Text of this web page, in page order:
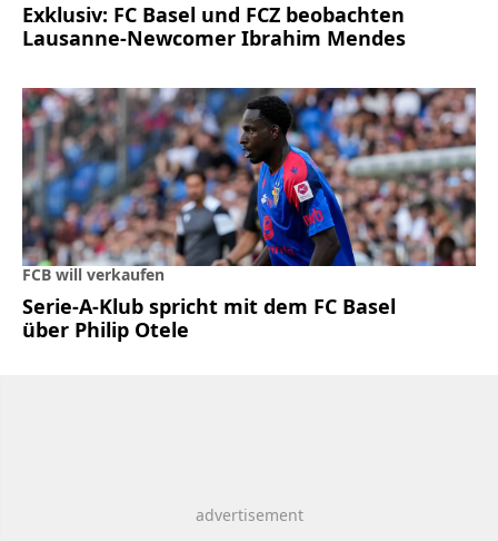
Exklusiv: FC Basel und FCZ beobachten
Lausanne-Newcomer Ibrahim Mendes
FCB will verkaufen
Serie-A-Klub spricht mit dem FC Basel
über Philip Otele